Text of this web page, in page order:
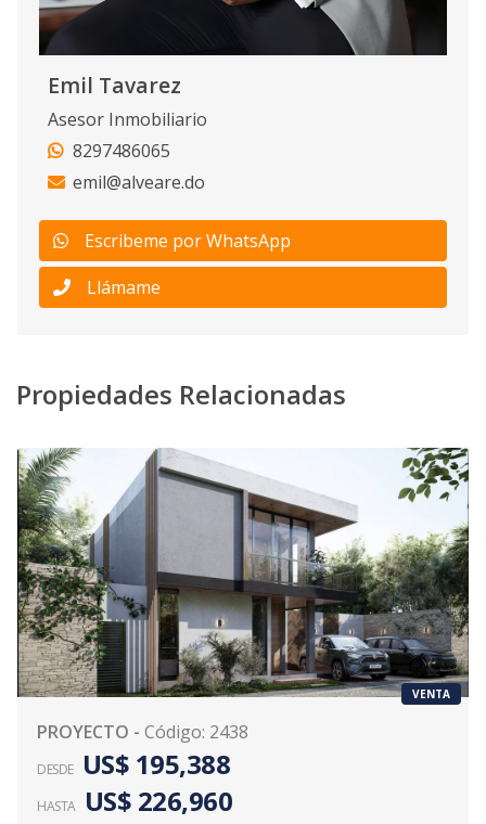
Emil Tavarez
Asesor Inmobiliario
8297486065
emil@alveare.do
Escribeme por WhatsApp
Llámame
Propiedades Relacionadas
VENTA
PROYECTO - Código: 2438
DESDE US$ 195,388
HASTA US$ 226,960